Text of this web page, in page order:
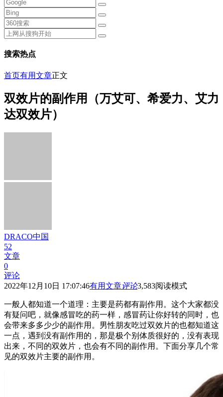
搜索热点
首页有用文章正文
双效片的副作用（万艾可、希爱力、艾力
达双效片）
DRACO中国
52
文章
0
评论
2022年12月10日 17:07:46有用文章评论3,583阅读模式
一般人都知道一个道理：主要是药都有副作用。这个大家都没
有疑问吧，就像感冒吃的药一样，感冒药让你好转的同时，也
会带来多多少少的副作用。男性朋友吃过双效片的也都知道这
一点，遇到没有副作用的，那是极个别体质很好的，没有表现
出来，不同的双效片，也会有不同的副作用。下面分享几个常
见的双效片主要的副作用。